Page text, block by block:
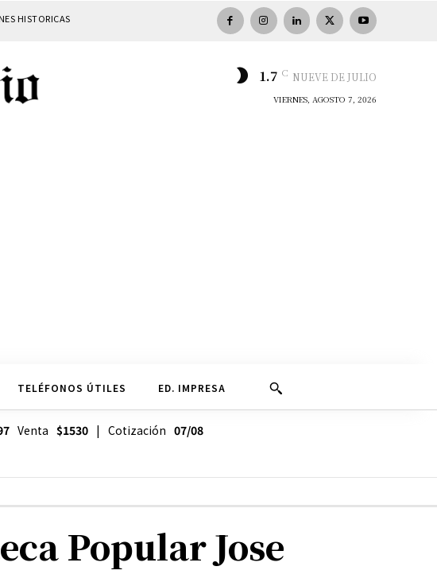
HISTORICAS
1.7 C NUEVE DE JULIO
VIERNES, AGOSTO 7, 2026
TELÉFONOS ÚTILES ED. IMPRESA
Venta $1530| Cotización 07/08
Popular Jose